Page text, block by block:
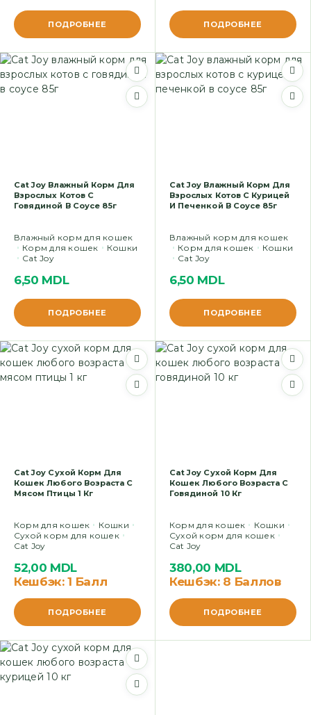
ПОДРОБНЕЕ ПОДРОБНЕЕ
Cat Joy Влажный Корм Для
Взрослых Котов С
Говядиной В Соусе 85г
Влажный корм для кошек
Корм для кошек
Кошки
Cat Joy
6,50 MDL
ПОДРОБНЕЕ
Cat Joy Влажный Корм Для
Взрослых Котов С Курицей
И Печенкой В Соусе 85г
Влажный корм для кошек
Корм для кошек
Кошки
Cat Joy
6,50 MDL
ПОДРОБНЕЕ
Cat Joy Сухой Корм Для
Кошек Любого Возраста С
Мясом Птицы 1 Кг
Корм для кошек
Кошки
Сухой корм для кошек
Cat Joy
52,00 MDL
Кешбэк:1 Балл
ПОДРОБНЕЕ
Cat Joy Сухой Корм Для
Кошек Любого Возраста С
Говядиной 10 Кг
Корм для кошек
Кошки
Сухой корм для кошек
Cat Joy
380,00 MDL
Кешбэк:8 Баллов
ПОДРОБНЕЕ